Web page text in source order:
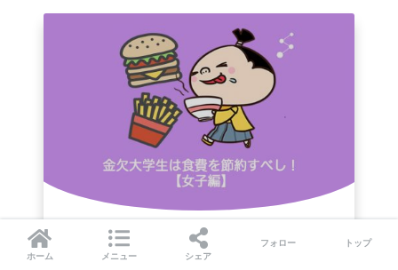
この記事が気に入ったらフォローしよ
ホーム メニュー シェア
フォロー トップ